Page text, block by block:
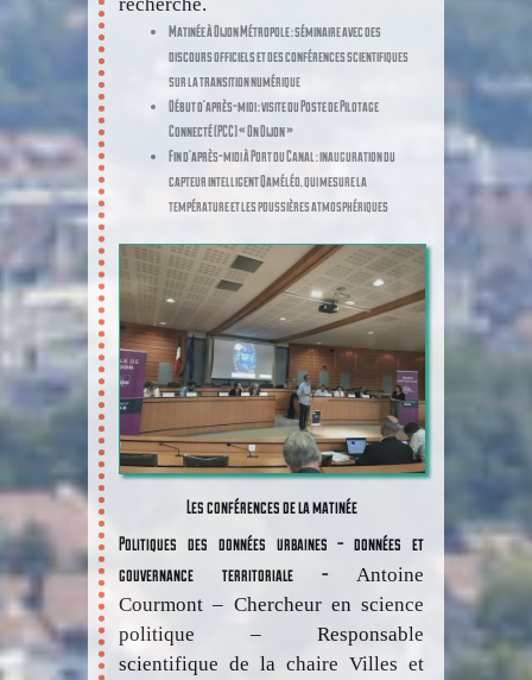
Matinée à Dijon Métropole : séminaire avec des
discours officiels et des conférences scientifiques
sur la transition numérique
Début d’après-midi : visite du Poste de Pilotage
Connecté (PCC) « On Dijon »
Fin d’après-midi à Port du Canal : inauguration du
capteur intelligent Qaméléo, qui mesure la
température et les poussières atmosphériques
Les conférences de la matinée
Politiques des données urbaines – données et
gouvernance territoriale – Antoine
Courmont – Chercheur en science
politique – Responsable
scientifique de la chaire Villes et